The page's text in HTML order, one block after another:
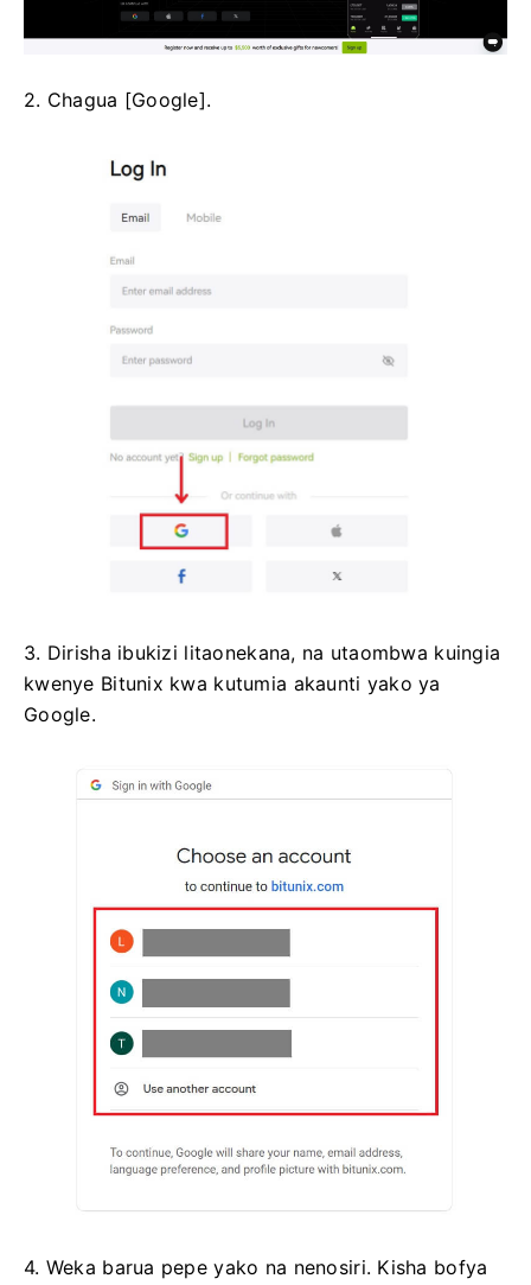
2. Chagua [Google].
3. Dirisha ibukizi litaonekana, na utaombwa kuingia
kwenye Bitunix kwa kutumia akaunti yako ya
Google.
4. Weka barua pepe yako na nenosiri. Kisha bofya